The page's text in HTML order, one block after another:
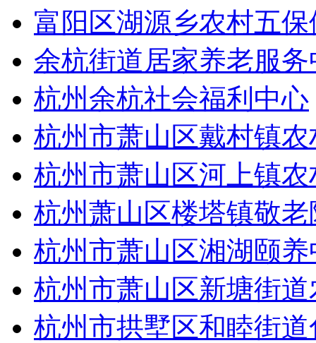
富阳区湖源乡农村五
余杭街道居家养老服务
杭州余杭社会福利中心
杭州市萧山区戴村镇
杭州市萧山区河上镇
杭州萧山区楼塔镇敬老
杭州市萧山区湘湖颐养
杭州市萧山区新塘街
杭州市拱墅区和睦街